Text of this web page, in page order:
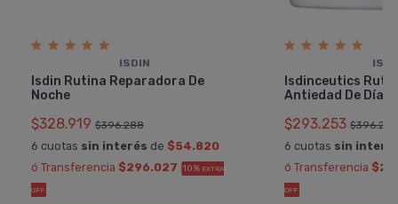
ISDIN
Isdin Rutina Reparadora De
Noche
$328.919 $396.288
6 cuotas sin interés de $54.820
ó Transferencia $296.027 10% EXTRA
OFF
Isdinceutics
Antiedad De Dí­a
$293.253
6 cuotas sin
ó Transferencia
OFF